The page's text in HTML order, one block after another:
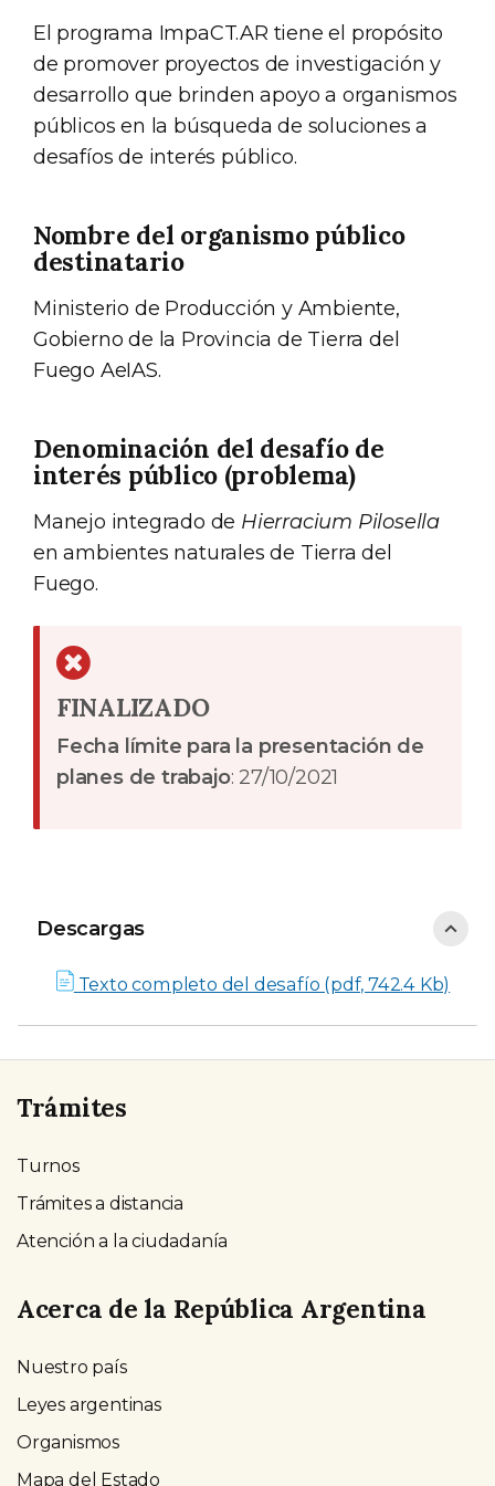
El programa ImpaCT.AR tiene el propósito
de promover proyectos de investigación y
desarrollo que brinden apoyo a organismos
públicos en la búsqueda de soluciones a
desafíos de interés público.
Nombre del organismo público
destinatario
Ministerio de Producción y Ambiente,
Gobierno de la Provincia de Tierra del
Fuego AeIAS.
Denominación del desafío de
interés público (problema)
Manejo integrado de Hierracium Pilosella
en ambientes naturales de Tierra del
Fuego.
FINALIZADO
Fecha límite para la presentación de
planes de trabajo: 27/10/2021
Descargas
Descargas
Texto completo del desafío (pdf, 742.4 Kb)
Trámites
Turnos
Trámites a distancia
Atención a la ciudadanía
Acerca de la República Argentina
Nuestro país
Leyes argentinas
Organismos
Mapa del Estado